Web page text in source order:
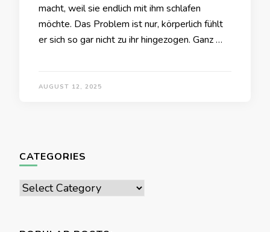
macht, weil sie endlich mit ihm schlafen
möchte. Das Problem ist nur, körperlich fühlt
er sich so gar nicht zu ihr hingezogen. Ganz …
AUGUST 12, 2025
CATEGORIES
Categories